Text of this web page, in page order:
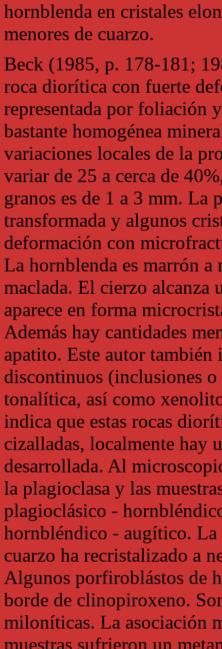
hornblenda en cristales
menores de cuarzo.
Beck (1985, p. 178-181;
roca diorítica con fuerte
representada por foliación
bastante homogénea
variaciones locales de la
variar de 25 a cerca de
granos es de 1 a 3 mm. La
transformada y algunos
deformación con
La hornblenda es marrón a
maclada. El cierzo alcanza
aparece en forma
Además hay cantidades
apatito. Este autor también
discontinuos (inclusiones
tonalítica, así como
indica que estas rocas
cizalladas, localmente hay
desarrollada. Al
la plagioclasa y las
plagioclásico -
hornbléndico - augítico.
cuarzo ha recristalizado a
Algunos porfiroblástos de
borde de clinopiroxeno.
miloníticas. La asociación
muestras sufrieron un